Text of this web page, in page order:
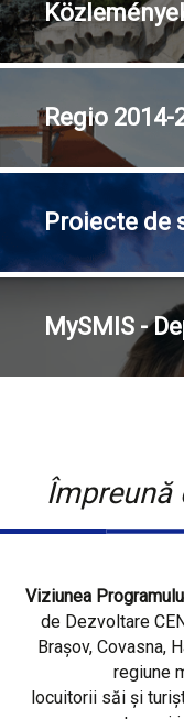
Regio 2014-
Proiecte de
MySMIS -
Împreună
Viziunea
de Dezvoltare
Brașov, Covasna,
regiune
locuitorii săi și